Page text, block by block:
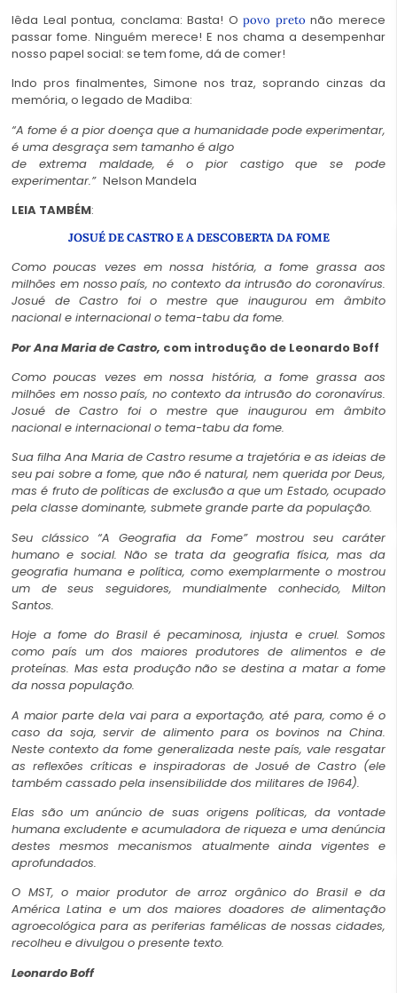
Iêda Leal pontua, conclama: Basta! Opovo preto não merece
passar fome. Ninguém merece! E nos chama a desempenhar
nosso papel social: se tem fome, dá de comer!
Indo pros finalmentes, Simone nos traz, soprando cinzas da
memória, o legado de Madiba:
“A fome é a pior doença que a humanidade pode experimentar,
é uma desgraça sem tamanho é algo
de extrema maldade, é o pior castigo que se pode
experimentar.” Nelson Mandela
LEIA TAMBÉM:
JOSUÉ DE CASTRO E A DESCOBERTA DA FOME
Como poucas vezes em nossa história, a fome grassa aos
milhões em nosso país, no contexto da intrusão do coronavírus.
Josué de Castro foi o mestre que inaugurou em âmbito
nacional e internacional o tema-tabu da fome.
Por Ana Maria de Castro, com introdução de Leonardo Boff
Como poucas vezes em nossa história, a fome grassa aos
milhões em nosso país, no contexto da intrusão do coronavírus.
Josué de Castro foi o mestre que inaugurou em âmbito
nacional e internacional o tema-tabu da fome.
Sua filha Ana Maria de Castro resume a trajetória e as ideias de
seu pai sobre a fome, que não é natural, nem querida por Deus,
mas é fruto de políticas de exclusão a que um Estado, ocupado
pela classe dominante, submete grande parte da população.
Seu clássico “A Geografia da Fome” mostrou seu caráter
humano e social. Não se trata da geografia física, mas da
geografia humana e política, como exemplarmente o mostrou
um de seus seguidores, mundialmente conhecido, Milton
Santos.
Hoje a fome do Brasil é pecaminosa, injusta e cruel. Somos
como país um dos maiores produtores de alimentos e de
proteínas. Mas esta produção não se destina a matar a fome
da nossa população.
A maior parte dela vai para a exportação, até para, como é o
caso da soja, servir de alimento para os bovinos na China.
Neste contexto da fome generalizada neste país, vale resgatar
as reflexões críticas e inspiradoras de Josué de Castro (ele
também cassado pela insensibilidde dos militares de 1964).
Elas são um anúncio de suas origens políticas, da vontade
humana excludente e acumuladora de riqueza e uma denúncia
destes mesmos mecanismos atualmente ainda vigentes e
aprofundados.
O MST, o maior produtor de arroz orgânico do Brasil e da
América Latina e um dos maiores doadores de alimentação
agroecológica para as periferias famélicas de nossas cidades,
recolheu e divulgou o presente texto.
Leonardo Boff